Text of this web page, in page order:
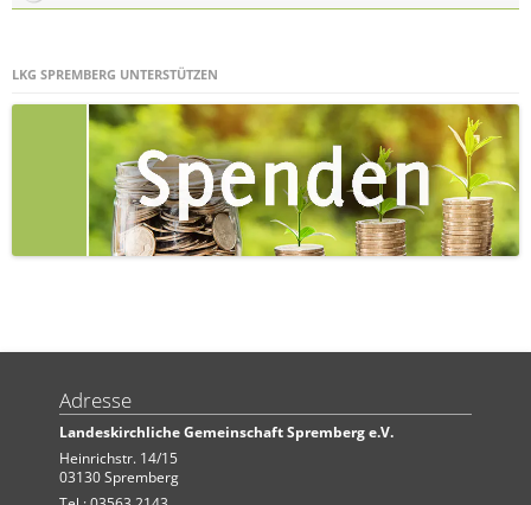
LKG SPREMBERG UNTERSTÜTZEN
Adresse
Landeskirchliche Gemeinschaft Spremberg e.V.
Heinrichstr. 14/15
03130 Spremberg